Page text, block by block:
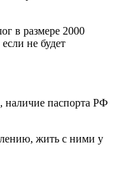
в размере 2000
не будет
наличие паспорта РФ
жить с ними у